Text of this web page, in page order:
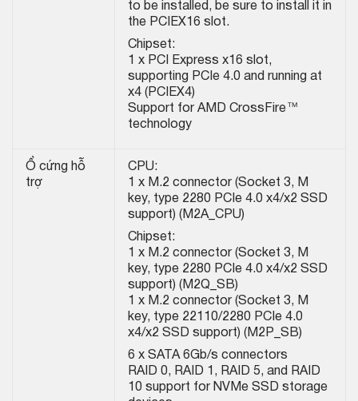
to be installed, be sure to install it in
the PCIEX16 slot.
Chipset:
1 x PCI Express x16 slot,
supporting PCIe 4.0 and running at
x4 (PCIEX4)
Support for AMD CrossFire™
technology
Ổ cứng hỗ
trợ
CPU:
1 x M.2 connector (Socket 3, M
key, type 2280 PCIe 4.0 x4/x2 SSD
support) (M2A_CPU)
Chipset:
1 x M.2 connector (Socket 3, M
key, type 2280 PCIe 4.0 x4/x2 SSD
support) (M2Q_SB)
1 x M.2 connector (Socket 3, M
key, type 22110/2280 PCIe 4.0
x4/x2 SSD support) (M2P_SB)
6 x SATA 6Gb/s connectors
RAID 0, RAID 1, RAID 5, and RAID
10 support for NVMe SSD storage